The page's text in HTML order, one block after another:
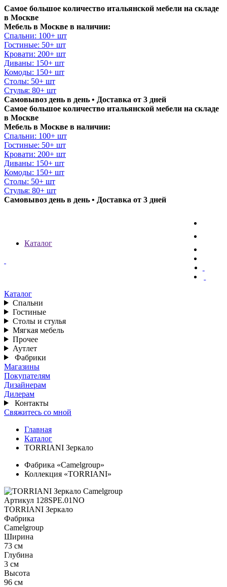
Самое большое количество итальянской мебели на складе
в Москве
Мебель в Москве в наличии:
Спальни: 100+ шт
Гостиные: 50+ шт
Кровати: 200+ шт
Диваны: 150+ шт
Комоды: 150+ шт
Столы: 50+ шт
Стулья: 80+ шт
Самовывоз день в день • Доставка от 3 дней
Самое большое количество итальянской мебели на складе
в Москве
Мебель в Москве в наличии:
Спальни: 100+ шт
Гостиные: 50+ шт
Кровати: 200+ шт
Диваны: 150+ шт
Комоды: 150+ шт
Столы: 50+ шт
Стулья: 80+ шт
Самовывоз день в день • Доставка от 3 дней
Каталог
Каталог
Спальни
Гостиные
Столы и стулья
Мягкая мебель
Прочее
Аутлет
Фабрики
Магазины
Покупателям
Дизайнерам
Дилерам
Контакты
Свяжитесь со мной
Главная
Каталог
TORRIANI Зеркало
Фабрика «Camelgroup»
Коллекция «TORRIANI»
Артикул 128SPE.01NO
TORRIANI Зеркало
Фабрика
Camelgroup
Ширина
73 см
Глубина
3 см
Высота
96 см